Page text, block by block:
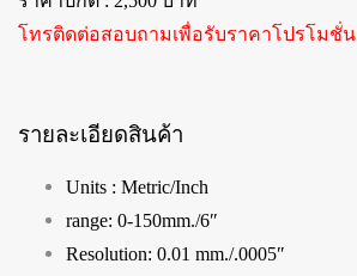
โทรติดต่อสอบถามเพื่อรับราคาโปรโมชั่น
รายละเอียดสินค้า
Units : Metric/Inch
range: 0-150mm./6″
Resolution: 0.01 mm./.0005″